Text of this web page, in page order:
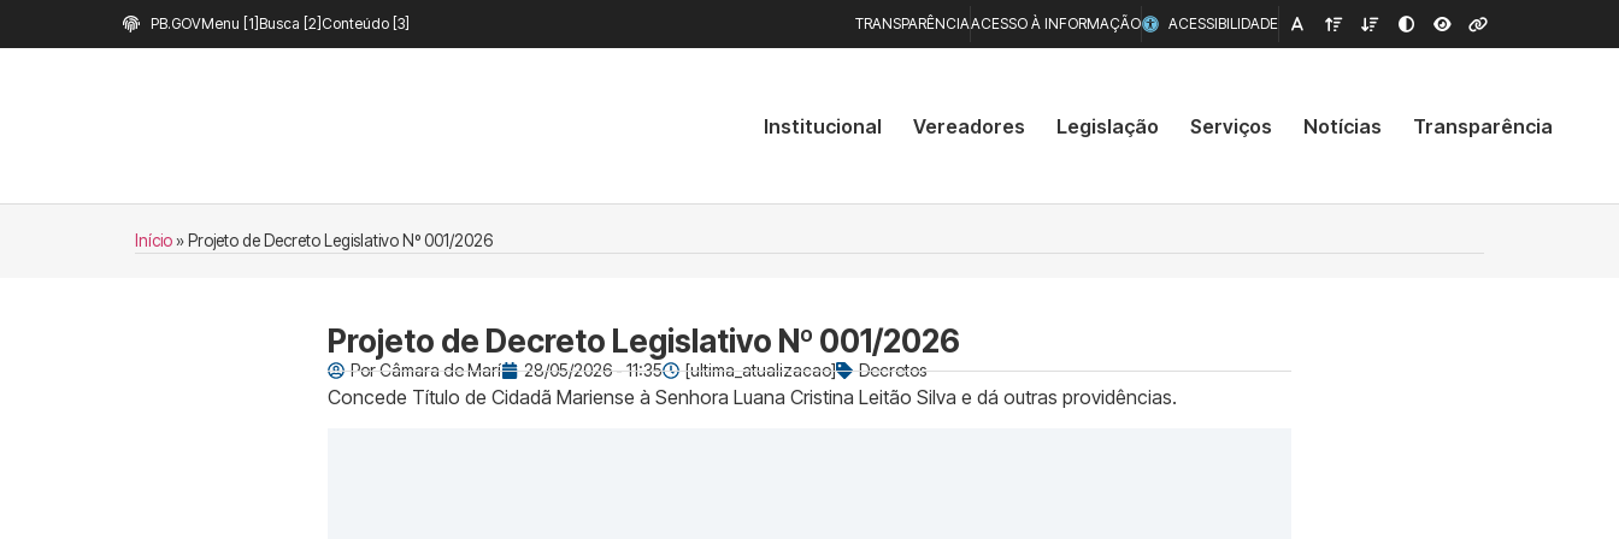
PB.GOVMenu [1] Busca [2] Conteúdo [3] TRANSPARÊNCIAACESSO À INFORMAÇÃO ACESSIBILIDADE
Institucional Vereadores Legislação Serviços Notícias Transparência
Início» Projeto de Decreto Legislativo Nº 001/2026
Projeto de Decreto Legislativo Nº 001/2026
PorCâmara de Marí 28/05/2026 - 11:35 [ultima_atualizacao] Decretos
Concede Título de Cidadã Mariense à Senhora Luana Cristina Leitão Silva e dá outras providências.